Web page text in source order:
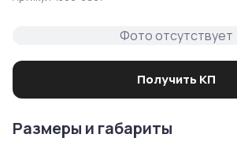
Фото отсутствует
Получить КП
Размеры и габариты